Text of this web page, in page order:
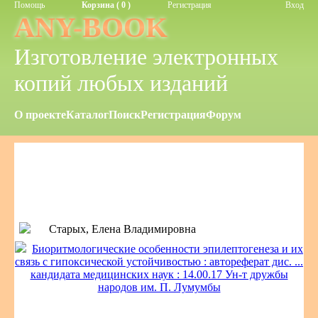
Помощь Корзина ( 0 ) Регистрация Вход
ANY-BOOK
Изготовление электронных
копий любых изданий
О проектеКаталогПоискРегистрацияФорум
Старых, Елена Владимировна
Биоритмологические особенности эпилептогенеза и их
связь с гипоксической устойчивостью : автореферат дис. ...
кандидата медицинских наук : 14.00.17 Ун-т дружбы
народов им. П. Лумумбы